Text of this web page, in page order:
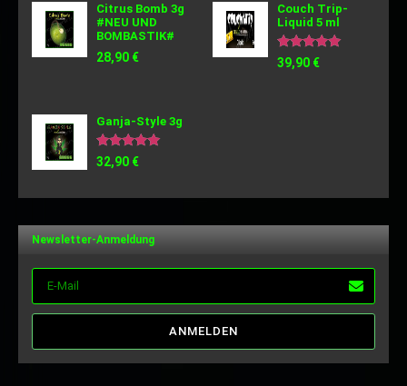
Citrus Bomb 3g
#NEU UND
BOMBASTIK#
28,90 €
Couch Trip-
Liquid 5 ml
Bewertet
mit
39,90 €
Ganja-Style 3g
Bewertet
mit
32,90 €
Newsletter-Anmeldung
ANMELDEN